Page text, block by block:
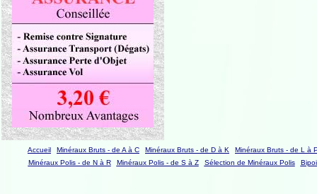
Accueil Minéraux Bruts - de A à C Minéraux Bruts - de D à K
Minéraux Bruts - de L à
Minéraux Polis - de N à R
Minéraux Polis - de S à Z Sélection de Minéraux Polis